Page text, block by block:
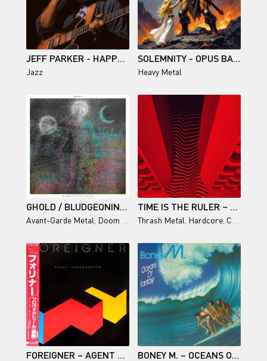
JEFF PARKER - HAPPY TODAY
Jazz
SOLEMNITY - OPUS BARBARIUCUM (2026)
Heavy Metal
GHOLD / BLUDGEONING SIMULATIONS
Avant-Garde Metal Doom Metal ,Sludge Metal
TIME IS THE RULER ~ OPT OUT
Thrash Metal Hardcore Crossover
FOREIGNER – AGENT PROVOCATEUR (JAPAN) 1984 BONEY M. – OCEANS OF FANTASY